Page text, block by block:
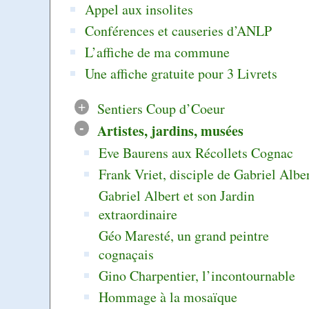
Appel aux insolites
Conférences et causeries d’ANLP
L’affiche de ma commune
Une affiche gratuite pour 3 Livrets
+
Sentiers Coup d’Coeur
- Artistes, jardins, musées
Eve Baurens aux Récollets Cognac
Frank Vriet, disciple de Gabriel
Gabriel Albert et son Jardin
extraordinaire
Géo Maresté, un grand peintre
cognaçais
Gino Charpentier, l’incontournable
Hommage à la mosaïque